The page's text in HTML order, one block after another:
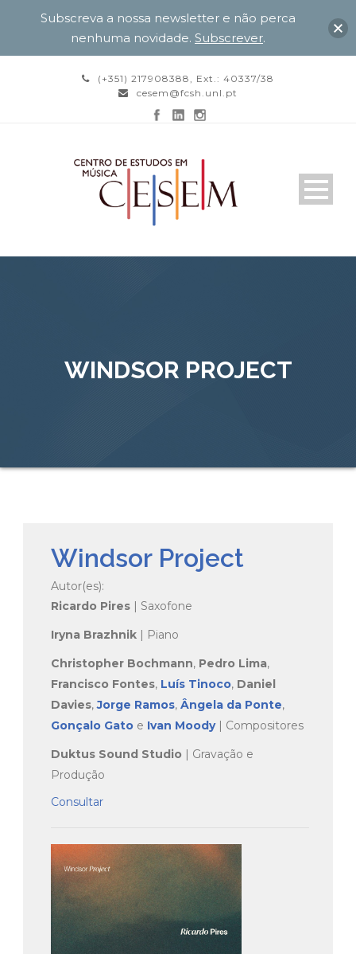
(+351) 217908388, Ext.: 40337/38
cesem@fcsh.unl.pt
WINDSOR PROJECT
Windsor Project
Autor(es):
Ricardo Pires | Saxofone
Iryna Brazhnik | Piano
Christopher Bochmann, Pedro Lima,
Francisco Fontes, Luís Tinoco, Daniel
Davies,Jorge Ramos, Ângela da Ponte,
Gonçalo Gato e Ivan Moody| Compositores
Duktus Sound Studio | Gravação e
Produção
Consultar
Subscreva a nossa newsletter e não perca
nenhuma novidade. Subscrever.